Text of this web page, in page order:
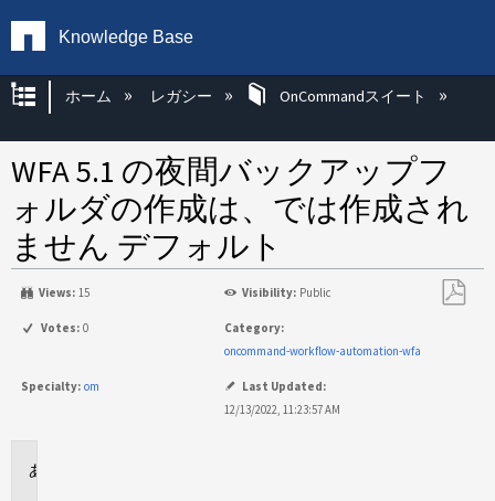
Knowledge Base
グローバル階層を展開/折りたたむ
ホーム レガシー OnCommandスイート
WFA 5.1 の夜間バックアップフ
ォルダの作成は、では作成され
ません デフォルト
Views: 15 Visibility: Public
Votes: 0
Category:
oncommand-workflow-automation-wfa
Specialty: om
Last Updated:
12/13/2022, 11:23:57 AM